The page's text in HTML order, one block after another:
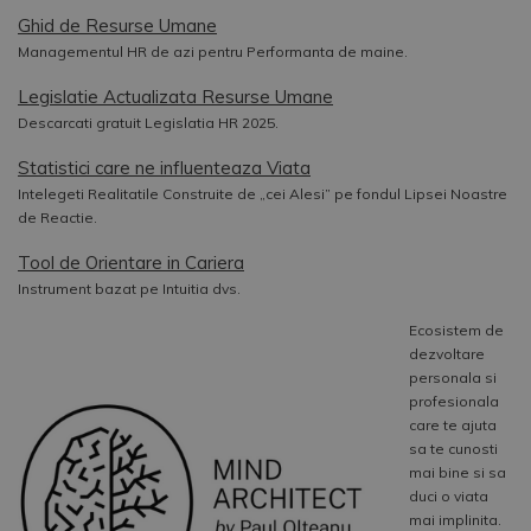
Ghid de Resurse Umane
Managementul HR de azi pentru Performanta de maine.
Legislatie Actualizata Resurse Umane
Descarcati gratuit Legislatia HR 2025.
Statistici care ne influenteaza Viata
Intelegeti Realitatile Construite de „cei Alesi” pe fondul Lipsei Noastre
de Reactie.
Tool de Orientare in Cariera
Instrument bazat pe Intuitia dvs.
Ecosistem de
dezvoltare
personala si
profesionala
care te ajuta
sa te cunosti
mai bine si sa
duci o viata
mai implinita.